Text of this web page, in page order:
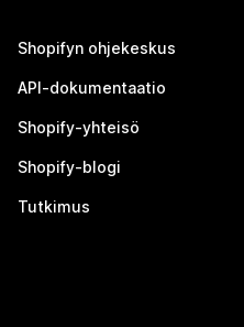
Shopifyn ohjekeskus
API-dokumentaatio
Shopify-yhteisö
Shopify-blogi
Tutkimus